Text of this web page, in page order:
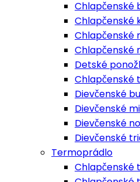
Chlapčenské
Chlapčenské
Chlapčenské
Chlapčenské
Detské
Chlapčenské
Dievčenské
Dievčenské
Dievčenské
Dievčenské
Termoprádlo
Chlapčenské